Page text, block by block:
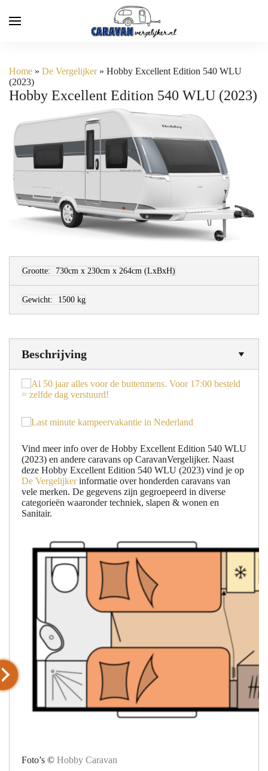
Home » De Vergelijker» Hobby Excellent Edition 540 WLU
(2023)
Hobby Excellent Edition 540 WLU (2023)
Grootte: 730cm x 230cm x 264cm (LxBxH)
Gewicht: 1500 kg
Beschrijving
Vind meer info over de Hobby Excellent Edition 540 WLU
(2023) en andere caravans op CaravanVergelijker. Naast
deze Hobby Excellent Edition 540 WLU (2023) vind je op
De Vergelijkerinformatie over honderden caravans van
vele merken. De gegevens zijn gegroepeerd in diverse
categorieën waaronder techniek, slapen & wonen en
Sanitair.
Foto’s © Hobby Caravan